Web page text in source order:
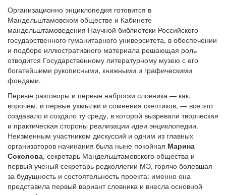
Организационно энциклопедия готовится в
Мандельштамовском обществе и Кабинете
мандельштамоведения Научной библиотеки Российского
государственного гуманитарного университета, в обеспечении
и подборе иллюстративного материала решающая роль
отводится Государственному литературному музею с его
богатейшими рукописными, книжными и графическими
фондами.
Первые разговоры и первые наброски словника — как,
впрочем, и первые ухмылки и сомнения скептиков, — все это
создавало и создало ту среду, в которой вызревали творческая
и практическая стороны реализации идеи энциклопедии.
Неизменным участником дискуссий и одним из главных
организаторов начинания была ныне покойная Марина
Соколова, секретарь Мандельштамовского общества и
первый ученый секретарь редколлегии МЭ, горячо болевшая
за будущность и состоятельность проекта: именно она
представила первый вариант словника и внесла основной